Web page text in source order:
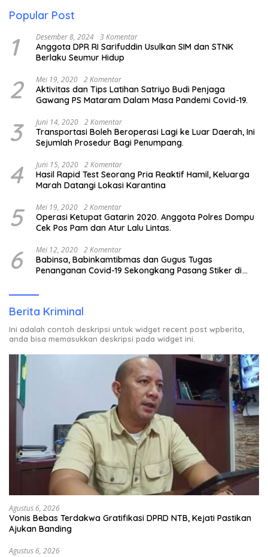
Popular Post
1 Desember 8, 2024 3 Komentar
Anggota DPR RI Sarifuddin Usulkan SIM dan STNK
Berlaku Seumur Hidup
2 Mei 19, 2020 2 Komentar
Aktivitas dan Tips Latihan Satriyo Budi Penjaga
Gawang PS Mataram Dalam Masa Pandemi Covid-19.
3 Juni 14, 2020 2 Komentar
Transportasi Boleh Beroperasi Lagi ke Luar Daerah, Ini
Sejumlah Prosedur Bagi Penumpang.
4 Juni 15, 2020 2 Komentar
Hasil Rapid Test Seorang Pria Reaktif Hamil, Keluarga
Marah Datangi Lokasi Karantina
5 Mei 19, 2020 2 Komentar
Operasi Ketupat Gatarin 2020. Anggota Polres Dompu
Cek Pos Pam dan Atur Lalu Lintas.
6 Mei 12, 2020 2 Komentar
Babinsa, Babinkamtibmas dan Gugus Tugas
Penanganan Covid-19 Sekongkang Pasang Stiker di
Berita Kriminal
Ini adalah contoh deskripsi untuk widget recent post wpberita,
anda bisa memasukkan deskripsi pada widget ini.
Agustus 6, 2026
Vonis Bebas Terdakwa Gratifikasi DPRD NTB, Kejati Pastikan
Ajukan Banding
Agustus 6, 2026